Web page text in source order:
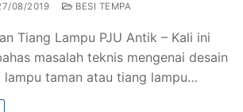
Tempa Klasik
PJU Antik
Jakarta
08/2019 BESI TEMPA
Tiang Lampu PJU Antik – Kali ini
masalah teknis mengenai desain
lampu taman atau tiang lampu…